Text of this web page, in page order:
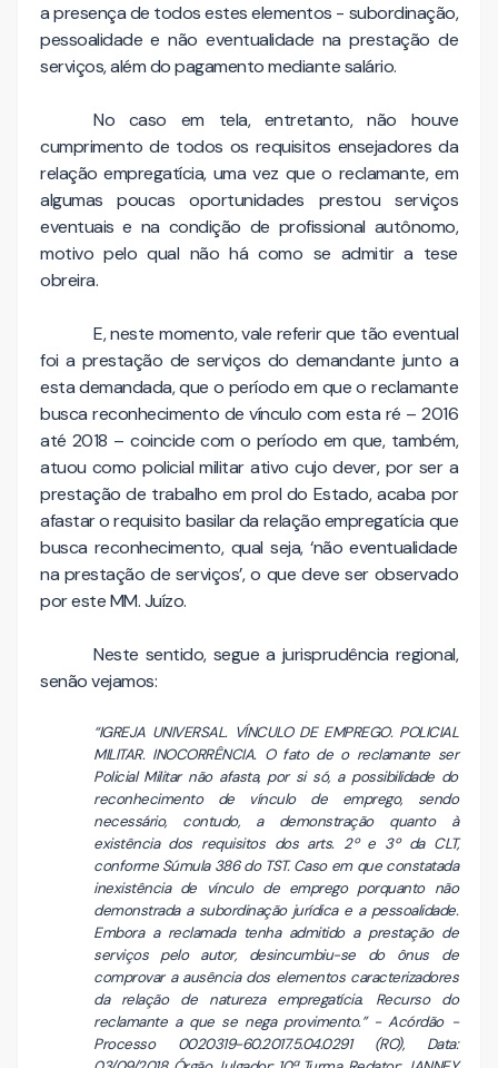
a presença de todos estes elementos - subordinação,
pessoalidade e não eventualidade na prestação de
serviços, além do pagamento mediante salário.
No caso em tela, entretanto, não houve
cumprimento de todos os requisitos ensejadores da
relação empregatícia, uma vez que o reclamante, em
algumas poucas oportunidades prestou serviços
eventuais e na condição de profissional autônomo,
motivo pelo qual não há como se admitir a tese
obreira.
E, neste momento, vale referir que tão eventual
foi a prestação de serviços do demandante junto a
esta demandada, que o período em que o reclamante
busca reconhecimento de vínculo com esta ré – 2016
até 2018 – coincide com o período em que, também,
atuou como policial militar ativo cujo dever, por ser a
prestação de trabalho em prol do Estado, acaba por
afastar o requisito basilar da relação empregatícia que
busca reconhecimento, qual seja, ‘não eventualidade
na prestação de serviços’, o que deve ser observado
por este MM. Juízo.
Neste sentido, segue a jurisprudência regional,
senão vejamos:
“IGREJA UNIVERSAL. VÍNCULO DE EMPREGO. POLICIAL
MILITAR. INOCORRÊNCIA. O fato de o reclamante ser
Policial Militar não afasta, por si só, a possibilidade do
reconhecimento de vínculo de emprego, sendo
necessário, contudo, a demonstração quanto à
existência dos requisitos dos arts. 2º e 3º da CLT,
conforme Súmula 386 do TST. Caso em que constatada
inexistência de vínculo de emprego porquanto não
demonstrada a subordinação jurídica e a pessoalidade.
Embora a reclamada tenha admitido a prestação de
serviços pelo autor, desincumbiu-se do ônus de
comprovar a ausência dos elementos caracterizadores
da relação de natureza empregatícia. Recurso do
reclamante a que se nega provimento.” - Acórdão -
Processo 0020319-60.2017.5.04.0291 (RO), Data: